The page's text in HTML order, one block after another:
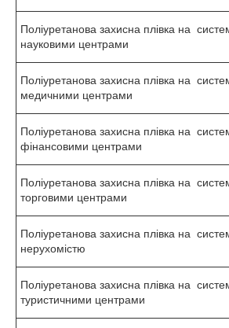
Поліуретанова захисна плівка на
науковими центрами
Поліуретанова захисна плівка на
медичними центрами
Поліуретанова захисна плівка на
фінансовими центрами
Поліуретанова захисна плівка на
торговими центрами
Поліуретанова захисна плівка на
нерухомістю
Поліуретанова захисна плівка на
туристичними центрами